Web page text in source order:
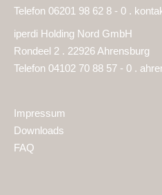
Telefon 06201 98 62 8 - 0 .
iperdi Holding Nord GmbH
Rondeel 2 . 22926 Ahrensburg
Telefon 04102 70 88 57 - 0 .
Impressum
Downloads
FAQ